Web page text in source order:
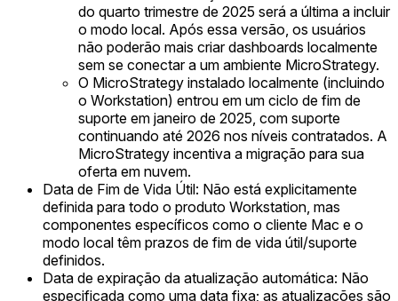
do quarto trimestre de 2025 será a última a incluir
o modo local. Após essa versão, os usuários
não poderão mais criar dashboards localmente
sem se conectar a um ambiente MicroStrategy.
O MicroStrategy instalado localmente (incluindo
o Workstation) entrou em um ciclo de fim de
suporte em janeiro de 2025, com suporte
continuando até 2026 nos níveis contratados. A
MicroStrategy incentiva a migração para sua
oferta em nuvem.
Data de Fim de Vida Útil: Não está explicitamente
definida para todo o produto Workstation, mas
componentes específicos como o cliente Mac e o
modo local têm prazos de fim de vida útil/suporte
definidos.
Data de expiração da atualização automática: Não
especificada como uma data fixa; as atualizações são